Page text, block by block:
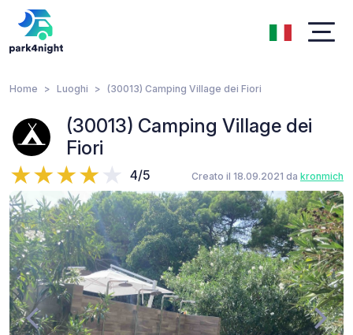
Home Luoghi (30013) Camping Village dei Fiori
(30013) Camping Village dei
Fiori
4/5 Creato il 18.09.2021 da kronmich